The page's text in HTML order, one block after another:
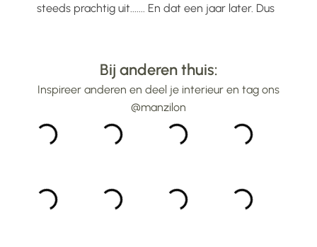
steeds prachtig uit....... En dat een jaar later. Dus
Bij anderen thuis:
Inspireer anderen en deel je interieur en tag ons
@manzilon